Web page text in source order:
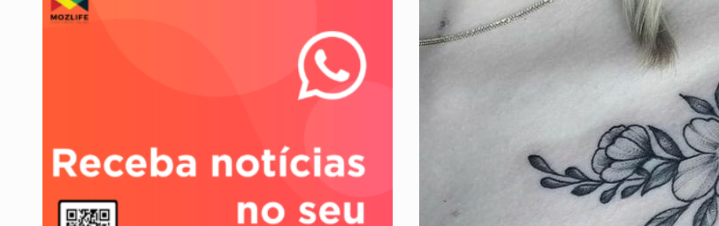
O programa, cuja implementação está prevista entre abril de 2026…
A nova legislação estabelece um prazo de 180 dias para…
O Departamento de Estado norte-americano confirmou que cidadãos dos Estados…